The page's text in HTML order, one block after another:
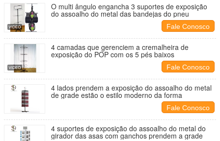
O multi ângulo engancha 3 suportes de exposição
do assoalho do metal das bandejas do pneu
Fale Conosco
4 camadas que gerenciem a cremalheira de
exposição do POP com os 5 pés baixos
Fale Conosco
4 lados prendem a exposição do assoalho do metal
de grade estão o estilo moderno da forma
Fale Conosco
4 suportes de exposição do assoalho do metal do
girador das asas com ganchos prendem a grade